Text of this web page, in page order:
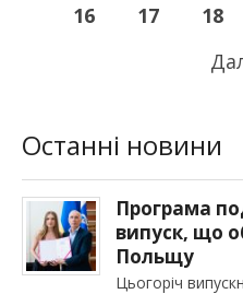
16
17 18
Останні новини
Програма
випуск, що
Польщу
Цьогоріч